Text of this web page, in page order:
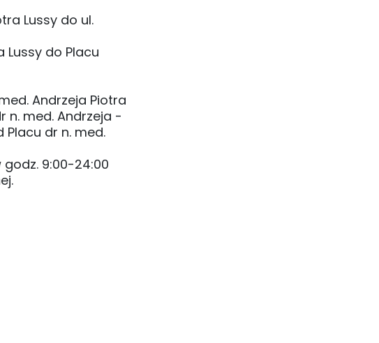
Lussy do ul.
Lussy do Placu
Andrzeja Piotra
n. med. Andrzeja -
Placu dr n. med.
godz. 9:00-24:00